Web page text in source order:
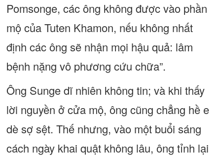
Pomsonge, các ông không được vào phần
mộ của Tuten Khamon, nếu không nhất
định các ông sẽ nhận mọi hậu quả: lâm
bệnh nặng vô phương cứu chữa”.
Ông Sunge dĩ nhiên không tin; và khi thấy
lời nguyền ở cửa mộ, ông cũng chẳng hề e
dè sợ sệt. Thế nhưng, vào một buổi sáng
cách ngày khai quật không lâu, ông tỉnh lại